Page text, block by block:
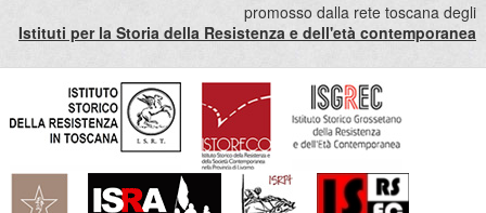
promosso dalla rete toscana degli
Istituti per la Storia della Resistenza e dell'età contemporanea